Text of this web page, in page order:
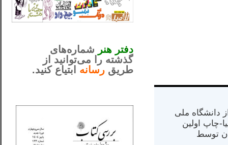
از دانشگاه ملی
در کالیفرنیا-چاپ اولین
در سال ۱۳۸۴ در ایران توسط
دفتر هنر شماره‌های
گذشته را می‌توانید از
طریق رسانه ابتیاع کنید.